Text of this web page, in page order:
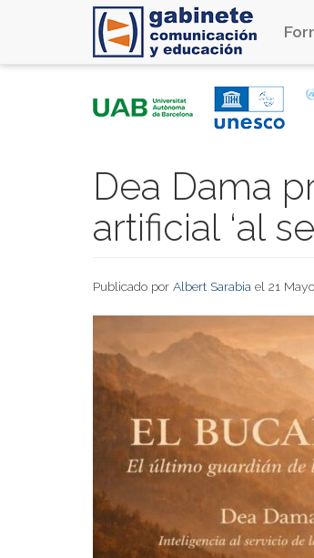
Dea Dama
artificial ‘al
Publicado por Albert Sarabia el 21